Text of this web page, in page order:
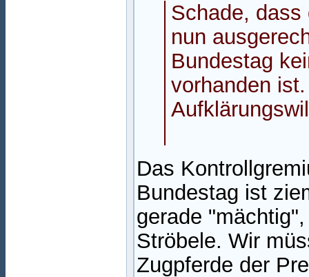
Schade, dass
nun
Bundestag
vorhanden
Das
Bundestag ist
gerade
Ströbele. Wir
Zugpferde der